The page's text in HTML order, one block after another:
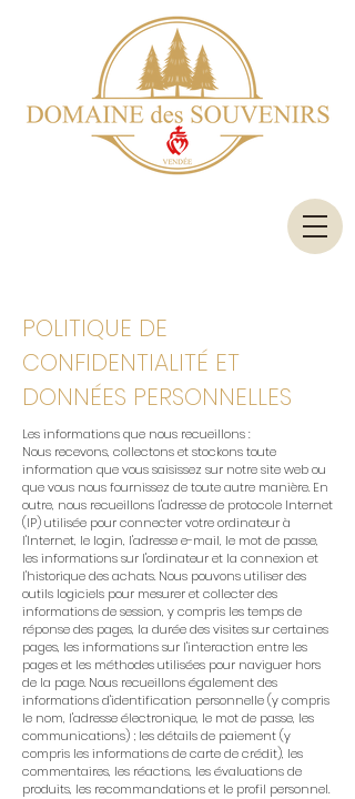
POLITIQUE DE
CONFIDENTIALITÉ ET
DONNÉES PERSONNELLES
Les informations que nous recueillons :
Nous recevons, collectons et stockons toute
information que vous saisissez sur notre site web ou
que vous nous fournissez de toute autre manière. En
outre, nous recueillons l'adresse de protocole Internet
(IP) utilisée pour connecter votre ordinateur à
l'Internet, le login, l'adresse e-mail, le mot de passe,
les informations sur l'ordinateur et la connexion et
l'historique des achats. Nous pouvons utiliser des
outils logiciels pour mesurer et collecter des
informations de session, y compris les temps de
réponse des pages, la durée des visites sur certaines
pages, les informations sur l'interaction entre les
pages et les méthodes utilisées pour naviguer hors
de la page. Nous recueillons également des
informations d'identification personnelle (y compris
le nom, l'adresse électronique, le mot de passe, les
communications) ; les détails de paiement (y
compris les informations de carte de crédit), les
commentaires, les réactions, les évaluations de
produits, les recommandations et le profil personnel.